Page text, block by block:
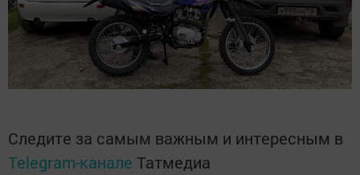
Следите за самым важным и интересным в
Telegram-канале Татмедиа